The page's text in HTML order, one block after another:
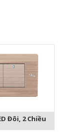
Đôi, 2 Chiều